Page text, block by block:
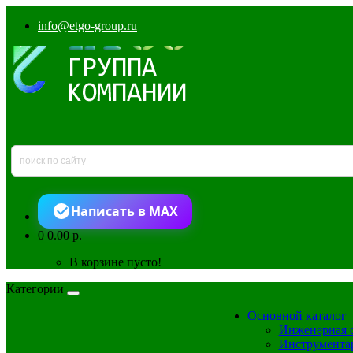
info@etgo-group.ru
Написать в MAX
00.00 р.
В корзине пусто!
Категории
Основной каталог
Инженерная